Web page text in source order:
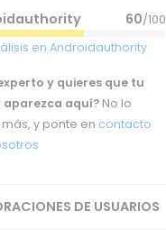
60/100
en Androidauthority
y quieres que tu
aparezca aquí? No lo
y ponte en contacto
DE USUARIOS